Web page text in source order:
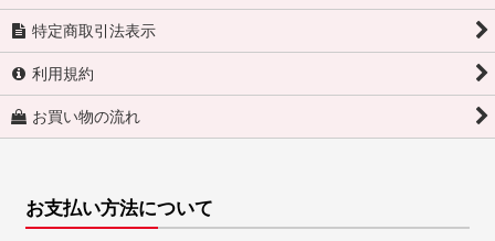
特定商取引法表示
利用規約
お買い物の流れ
お支払い方法について